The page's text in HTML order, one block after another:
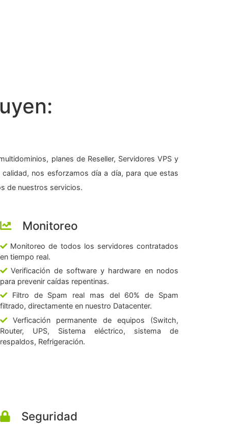
planes de Reseller, Servidores VPS y
nos esforzamos día a día, para que estas
de nuestros servicios.
Monitoreo
Monitoreo de todos los servidores contratados
en tiempo real.
Verificación de software y hardware en nodos
para prevenir caídas repentinas.
Filtro de Spam real mas del 60% de Spam
filtrado, directamente en nuestro Datacenter.
Verficación permanente de equipos (Switch,
Router, UPS, Sistema eléctrico, sistema de
respaldos, Refrigeración.
Seguridad